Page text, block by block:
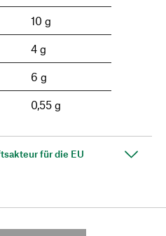
10 g
4 g
6 g
0,55 g
für die EU